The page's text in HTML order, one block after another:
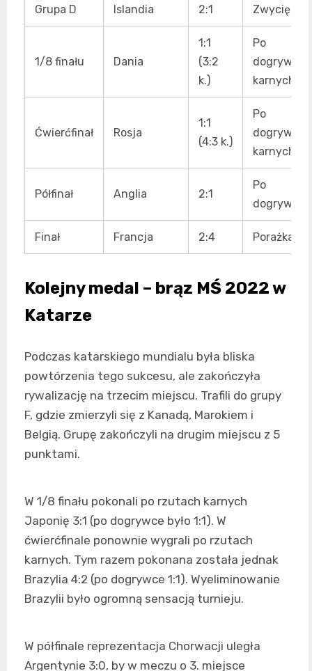
Grupa D Islandia 2:1
1/8 finału Dania
1:1
(3:2
k.)
Po
dogrywce i
karnych
Ćwierćfinał Rosja
1:1
(4:3 k.)
Po
dogrywce i
karnych
Półfinał Anglia 2:1
Po
dogrywce
Finał Francja 2:4 Porażka
Kolejny medal – brąz MŚ 2022 w
Katarze
Podczas katarskiego mundialu była bliska
powtórzenia tego sukcesu, ale zakończyła
rywalizację na trzecim miejscu. Trafili do grupy
F, gdzie zmierzyli się z Kanadą, Marokiem i
Belgią. Grupę zakończyli na drugim miejscu z 5
punktami.
W 1/8 finału pokonali po rzutach karnych
Japonię 3:1 (po dogrywce było 1:1). W
ćwierćfinale ponownie wygrali po rzutach
karnych. Tym razem pokonana została jednak
Brazylia 4:2 (po dogrywce 1:1). Wyeliminowanie
Brazylii było ogromną sensacją turnieju.
W półfinale reprezentacja Chorwacji uległa
Argentynie 3:0, by w meczu o 3. miejsce